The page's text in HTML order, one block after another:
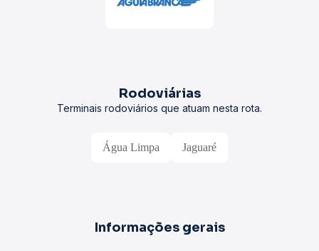
Rodoviárias
Terminais rodoviários que atuam nesta rota.
Água Limpa Jaguaré
Informações gerais